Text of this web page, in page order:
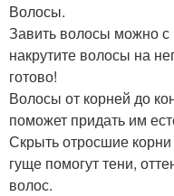
Волосы.
Завить волосы можно
накрутите волосы на
готово!
Волосы от корней до
поможет придать им
Скрыть отросшие
гуще помогут тени,
волос.